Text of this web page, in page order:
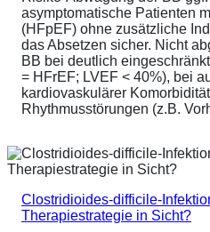
asymptomatische Patienten
(HFpEF) ohne zusätzliche
das Absetzen sicher. Nicht
BB bei deutlich
= HFrEF; LVEF < 40%), bei
kardiovaskulärer
Rhythmusstörungen (z.B.
Clostridioides-difficile-
Therapiestrategie in Sicht?